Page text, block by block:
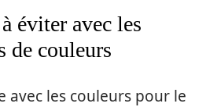
éviter avec les
de couleurs
avec les couleurs pour le